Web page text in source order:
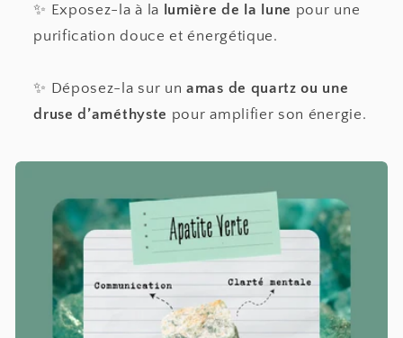
✨ Exposez-la à la lumière de la lune pour une
purification douce et énergétique.
✨ Déposez-la sur unamas de quartz ou une
druse d’améthyste pour amplifier son énergie.